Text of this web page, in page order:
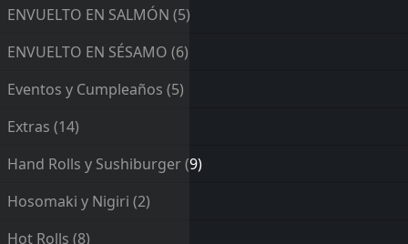
ENVUELTO EN SALMÓN (5)
ENVUELTO EN SÉSAMO (6)
Eventos y Cumpleaños (5)
Extras (14)
Hand Rolls y Sushiburger(9)
Hosomaki y Nigiri (2)
Hot Rolls (8)